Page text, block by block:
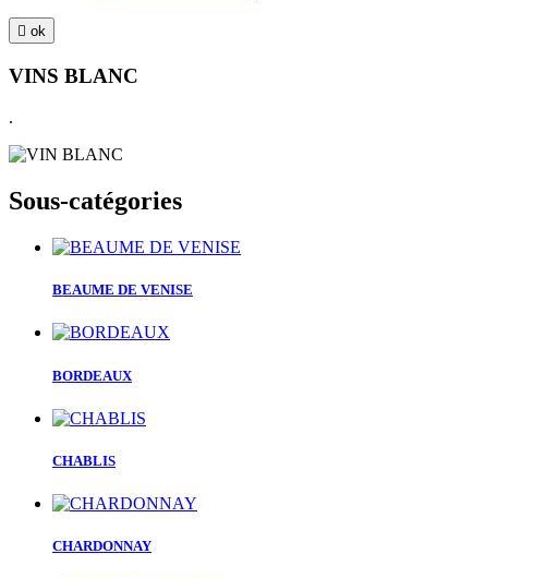
 ok
VINS BLANC
.
Sous-catégories
BEAUME DE VENISE
BORDEAUX
CHABLIS
CHARDONNAY